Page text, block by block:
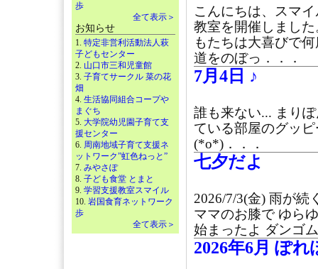
歩
全て表示＞
お知らせ
1. 特定非営利活動法人萩
子どもセンター
2. 山口市三和児童館
3. 子育てサークル 菜の花
畑
4. 生活協同組合コープや
まぐち
5. 大学院幼児園子育て支
援センター
6. 周南地域子育て支援ネ
ットワーク”虹色ねっと”
7. みやさぽ
8. 子ども食堂 とまと
9. 学習支援教室スマイル
10. 岩国食育ネットワーク
歩
全て表示＞
こんにちは、スマ
教室を開催しまし
もたちは大喜びで
道をのぼっ．．．
7月4日 ♪
誰も来ない... まり
ている部屋のグッ
(*o*)．．．
七夕だよ
2026/7/3(金) 雨が続
ママのお膝で ゆら
始まったよ ダンゴ
2026年6月 ぽれ